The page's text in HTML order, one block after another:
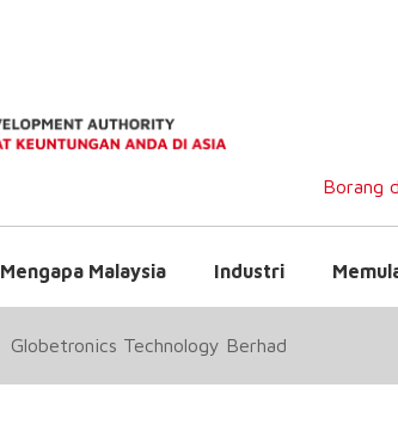
Borang
Mengapa Malaysia Industri
Globetronics Technology Berhad